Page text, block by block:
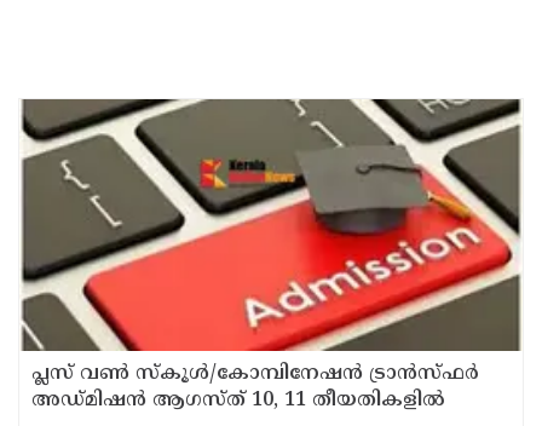
പ്ലസ് വൺ സ്‌കൂൾ/കോമ്പിനേഷൻ ട്രാൻസ്ഫർ
അഡ്മിഷൻ ആഗസ്ത് 10, 11 തീയതികളിൽ